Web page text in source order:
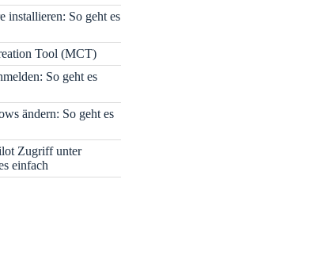
installieren: So geht es
Tool (MCT)
So geht es
ändern: So geht es
Zugriff unter
einfach